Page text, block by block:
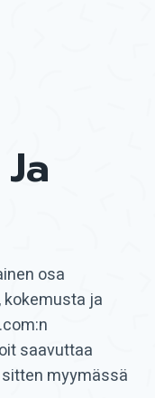
osa
ja
saavuttaa
myymässä